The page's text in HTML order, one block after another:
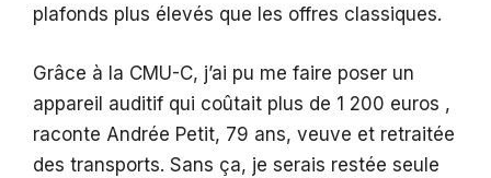
plafonds plus élevés que les offres classiques.
Grâce à la CMU-C, j’ai pu me faire poser un
appareil auditif qui coûtait plus de 1 200 euros ,
raconte Andrée Petit, 79 ans, veuve et retraitée
des transports. Sans ça, je serais restée seule